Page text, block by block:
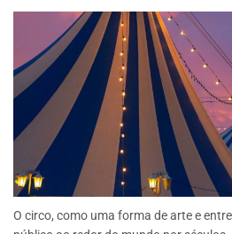
O circo, como uma forma de arte e